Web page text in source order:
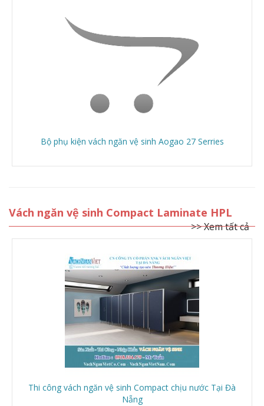
Bộ phụ kiện vách ngăn vệ sinh Aogao 27 Serries
Vách ngăn vệ sinh Compact Laminate HPL
>> Xem tất cả
Thi công vách ngăn vệ sinh Compact chịu nước Tại Đà
Nẵng